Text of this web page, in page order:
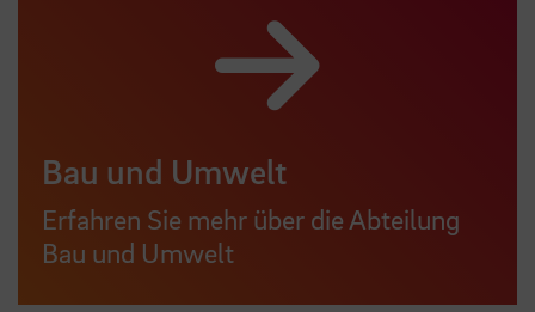
Bau und Umwelt
Erfahren Sie mehr über die Abteilung
Bau und Umwelt